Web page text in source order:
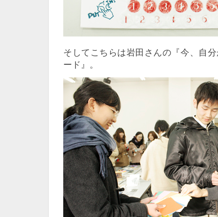
そしてこちらは岩田さんの『今、自
ード』。